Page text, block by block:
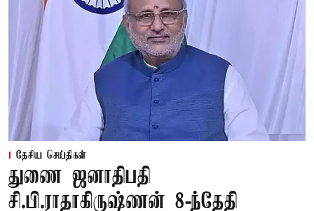
தேசிய செய்திகள்
துணை ஜனாதிபதி
சி.பி.ராதாகிருஷ்ணன் 8-ந்தேதி